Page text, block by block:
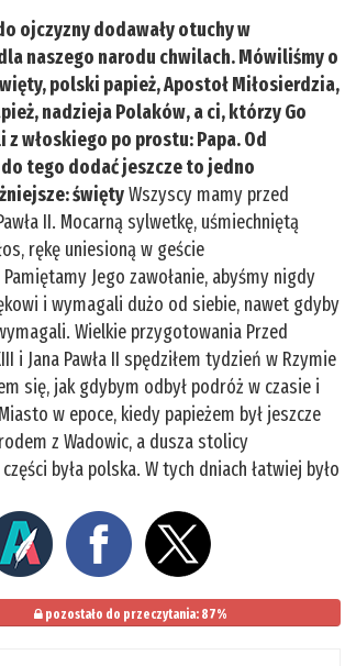
ojczyzny dodawały otuchy w
naszego narodu chwilach. Mówiliśmy o
polski papież, Apostoł Miłosierdzia,
nadzieja Polaków, a ci, którzy Go
włoskiego po prostu: Papa. Od
tego dodać jeszcze to jedno
świętyWszyscy mamy przed
II. Mocarną sylwetkę, uśmiechniętą
rękę uniesioną w geście
Jego zawołanie, abyśmy nigdy
i wymagali dużo od siebie, nawet gdyby
Wielkie przygotowania Przed
i Jana Pawła II spędziłem tydzień w Rzymie
się, jak gdybym odbył podróż w czasie i
w epoce, kiedy papieżem był jeszcze
z Wadowic, a dusza stolicy
była polska. W tych dniach łatwiej było
pozostało do przeczytania: 87%